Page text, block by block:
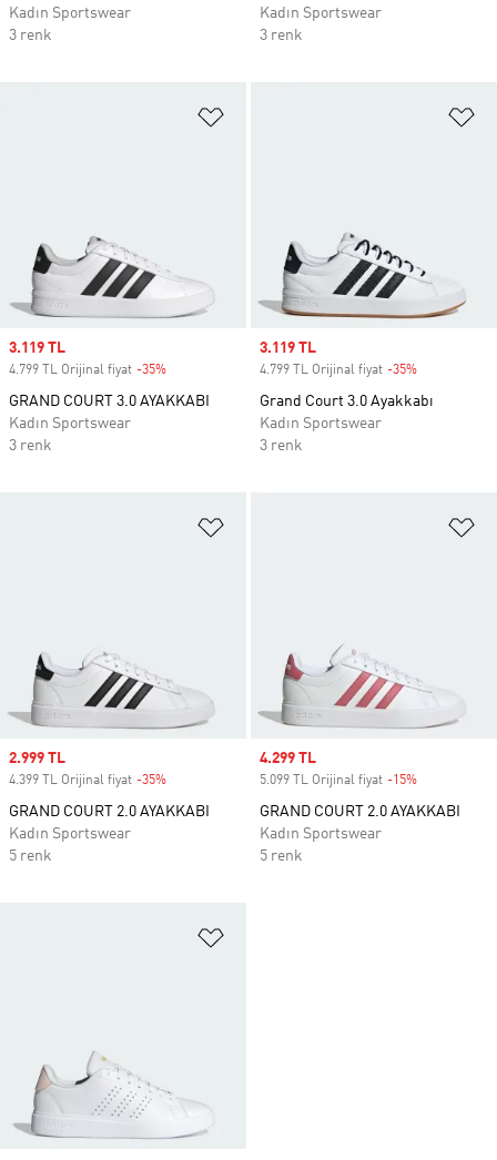
Kadın Sportswear
3 renk
Kadın Sportswear
3 renk
Sale price
3.119 TL
4.799 TL Orijinal fiyat -35%
GRAND COURT 3.0 AYAKKABI
Kadın Sportswear
3 renk
Sale price
3.119 TL
4.799 TL Orijinal fiyat -35%
Grand Court 3.0 Ayakkabı
Kadın Sportswear
3 renk
Sale price
2.999 TL
4.399 TL Orijinal fiyat -35%
GRAND COURT 2.0 AYAKKABI
Kadın Sportswear
5 renk
Sale price
4.299 TL
5.099 TL Orijinal fiyat -15%
GRAND COURT 2.0 AYAKKABI
Kadın Sportswear
5 renk